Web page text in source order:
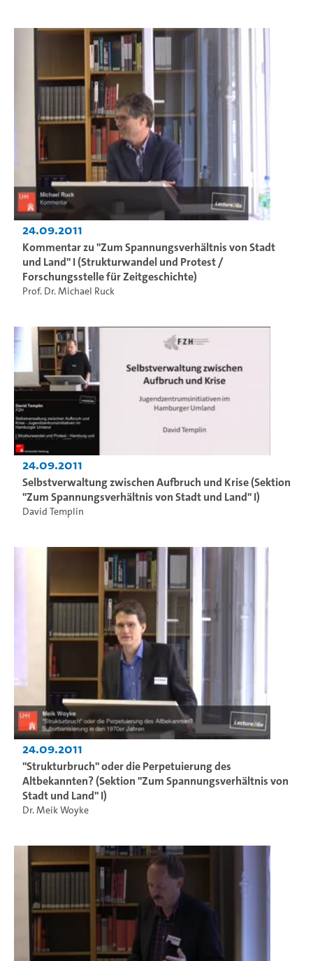
24.09.2011
Kommentar zu "Zum Spannungsverhältnis von Stadt
und Land" I (Strukturwandel und Protest /
Forschungsstelle für Zeitgeschichte)
Prof. Dr. Michael Ruck
24.09.2011
Selbstverwaltung zwischen Aufbruch und Krise (Sektion
"Zum Spannungsverhältnis von Stadt und Land" I)
David Templin
24.09.2011
"Strukturbruch" oder die Perpetuierung des
Altbekannten? (Sektion "Zum Spannungsverhältnis von
Stadt und Land" I)
Dr. Meik Woyke